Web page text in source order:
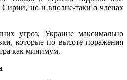
но и вполне-таки о членах
угроз, Украине максимально
которые по высоте поражения
как минимум.